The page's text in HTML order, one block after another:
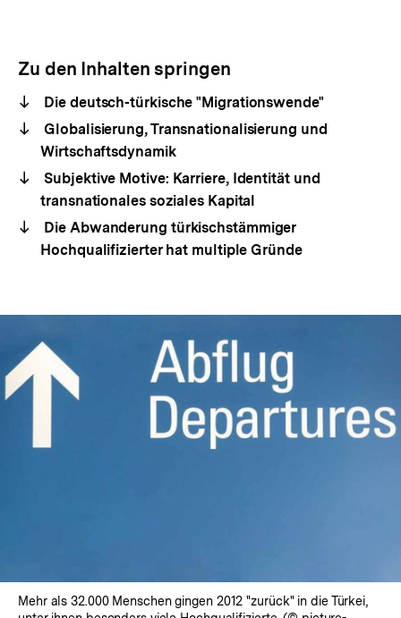
Zu den Inhalten springen
Die deutsch-türkische "Migrationswende"
Globalisierung, Transnationalisierung und
Wirtschaftsdynamik
Subjektive Motive: Karriere, Identität und
transnationales soziales Kapital
Die Abwanderung türkischstämmiger
Hochqualifizierter hat multiple Gründe
Mehr als 32.000 Menschen gingen 2012 "zurück" in die Türkei,